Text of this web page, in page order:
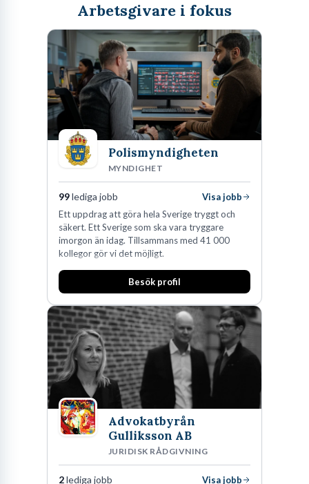
Arbetsgivare i fokus
Polismyndigheten
MYNDIGHET
99lediga jobb
Visa jobb
Ett uppdrag att göra hela Sverige tryggt och
säkert. Ett Sverige som ska vara tryggare
imorgon än idag. Tillsammans med 41 000
kollegor gör vi det möjligt.
Besök profil
Advokatbyrån
Gulliksson AB
JURIDISK RÅDGIVNING
2lediga jobb Visa jobb